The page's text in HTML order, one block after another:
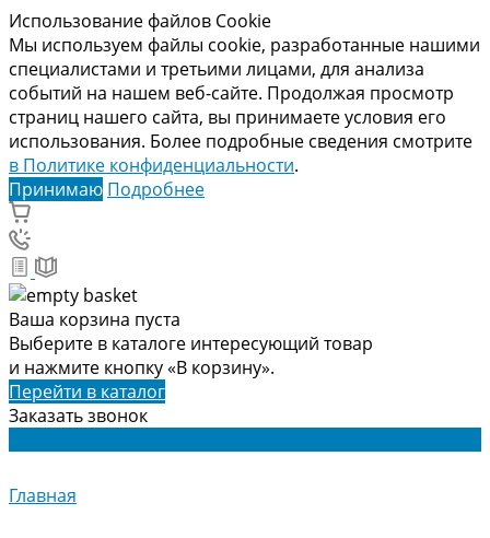
Использование файлов Cookie
Мы используем файлы cookie, разработанные нашими
специалистами и третьими лицами, для анализа
событий на нашем веб-сайте. Продолжая просмотр
страниц нашего сайта, вы принимаете условия его
использования. Более подробные сведения смотрите
в Политике конфиденциальности.
Принимаю Подробнее
Ваша корзина пуста
Выберите в каталоге интересующий товар
и нажмите кнопку «В корзину».
Перейти в каталог
Заказать звонок
Главная